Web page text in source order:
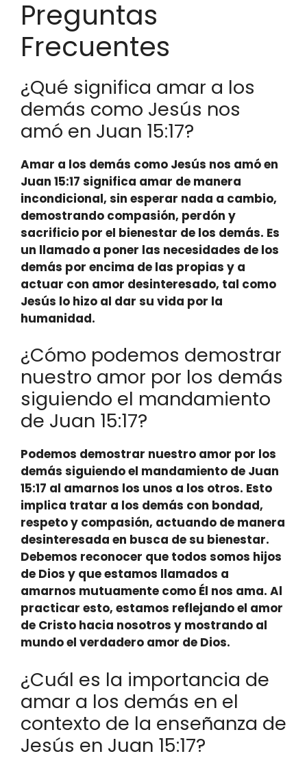
Preguntas
Frecuentes
¿Qué significa amar a los
demás como Jesús nos
amó en Juan 15:17?
Amar a los demás como Jesús nos amó en
Juan 15:17 significa amar de manera
incondicional, sin esperar nada a cambio,
demostrando compasión, perdón y
sacrificio por el bienestar de los demás. Es
un llamado a poner las necesidades de los
demás por encima de las propias y a
actuar con amor desinteresado, tal como
Jesús lo hizo al dar su vida por la
humanidad.
¿Cómo podemos demostrar
nuestro amor por los demás
siguiendo el mandamiento
de Juan 15:17?
Podemos demostrar nuestro amor por los
demás siguiendo el mandamiento de Juan
15:17 al amarnos los unos a los otros. Esto
implica tratar a los demás con bondad,
respeto y compasión, actuando de manera
desinteresada en busca de su bienestar.
Debemos reconocer que todos somos hijos
de Dios y que estamos llamados a
amarnos mutuamente como Él nos ama. Al
practicar esto, estamos reflejando el amor
de Cristo hacia nosotros y mostrando al
mundo el verdadero amor de Dios.
¿Cuál es la importancia de
amar a los demás en el
contexto de la enseñanza de
Jesús en Juan 15:17?